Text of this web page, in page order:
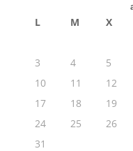
L M X
3
4 5
10
11 12
17
18 19
24
25 26
31